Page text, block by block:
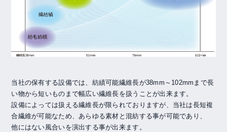
当社の保有する設備では、紡績可能繊維長が38mm～102mmまで長
い物から短いものまで幅広い繊維長を扱うことが出来ます。
設備によっては扱える繊維長が限られておりますが、当社は長短複
合繊維が可能なため、あらゆる素材と混紡する事が可能であり、
他にはない風合いを演出する事が出来ます。